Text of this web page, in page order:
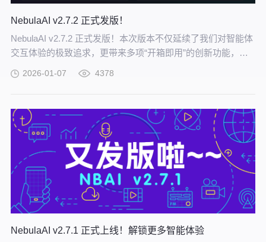
NebulaAI v2.7.2 正式发版！
NebulaAI v2.7.2 正式发版！本次版本不仅延续了我们对智能体
交互体验的极致追求，更带来多项“开箱即用”的创新功能，让
2026-01-07 4378
NebulaAI v2.7.1 正式上线！解锁更多智能体验